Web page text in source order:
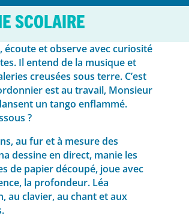
écoute et observe avec curiosité
Il entend de la musique et
creusées sous terre. C’est
est au travail, Monsieur
un tango enflammé.
?
au fur et à mesure des
dessine en direct, manie les
de papier découpé, joue avec
la profondeur. Léa
au clavier, au chant et aux